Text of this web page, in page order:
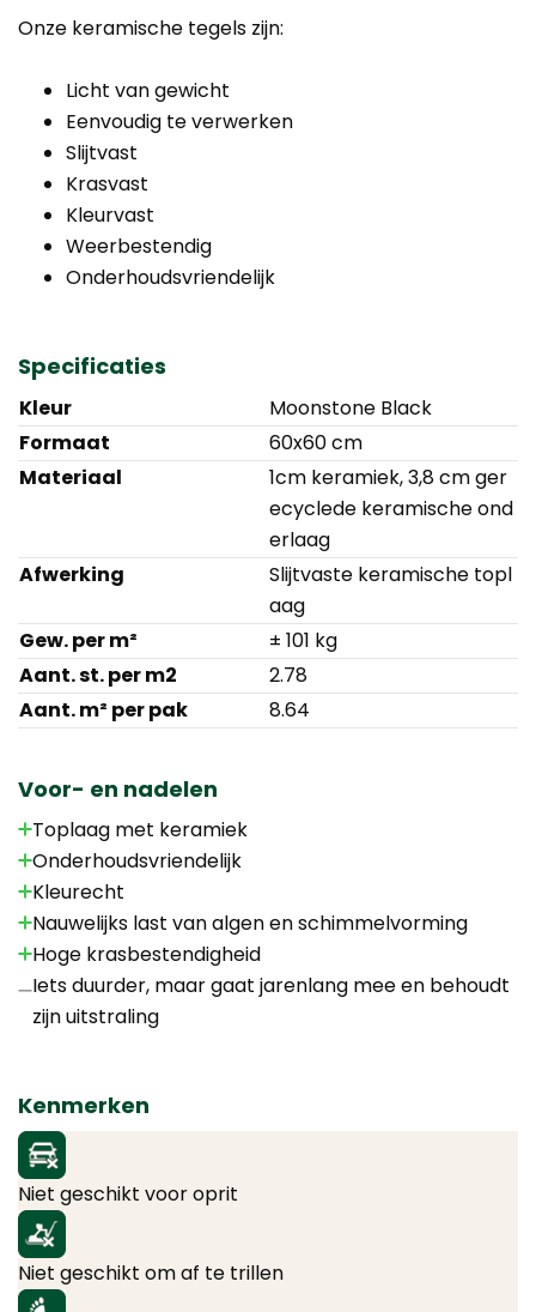
Onze keramische tegels zijn:
Licht van gewicht
Eenvoudig te verwerken
Slijtvast
Krasvast
Kleurvast
Weerbestendig
Onderhoudsvriendelijk
Specificaties
Kleur
Moonstone Black
Formaat
60x60 cm
Materiaal
1cm keramiek, 3,8 cm ger
ecyclede keramische ond
erlaag
Afwerking
Slijtvaste keramische topl
aag
Gew. per m²
± 101 kg
Aant. st. per m2
2.78
Aant. m² per pak
8.64
Voor- en nadelen
Toplaag met keramiek
Onderhoudsvriendelijk
Kleurecht
Nauwelijks last van algen en schimmelvorming
Hoge krasbestendigheid
Iets duurder, maar gaat jarenlang mee en behoudt
zijn uitstraling
Kenmerken
Niet geschikt voor oprit
Niet geschikt om af te trillen